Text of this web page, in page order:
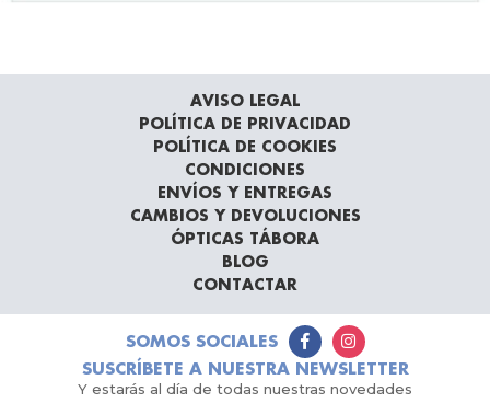
AVISO LEGAL
POLÍTICA DE PRIVACIDAD
POLÍTICA DE COOKIES
CONDICIONES
ENVÍOS Y ENTREGAS
CAMBIOS Y DEVOLUCIONES
ÓPTICAS TÁBORA
BLOG
CONTACTAR
SOMOS SOCIALES
SUSCRÍBETE A NUESTRA NEWSLETTER
Y estarás al día de todas nuestras novedades